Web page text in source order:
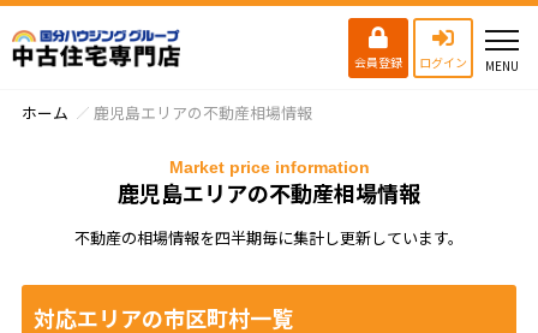
会員登録 ログイン
ホーム 鹿児島エリアの不動産相場情報
鹿児島エリアの不動産相場情報
Market price information
不動産の相場情報を四半期毎に集計し更新しています。
対応エリアの市区町村一覧